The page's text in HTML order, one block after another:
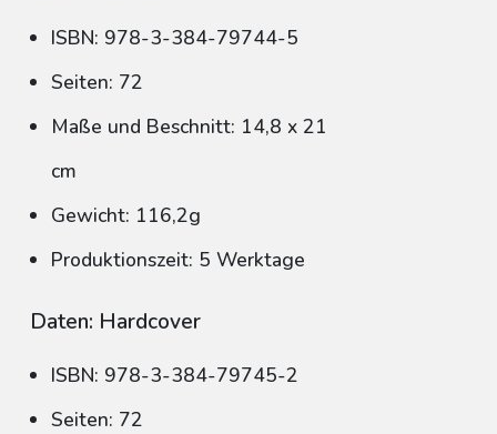
ISBN: 978-3-384-79744-5
Seiten: 72
Maße und Beschnitt: 14,8 x 21
cm
Gewicht: 116,2g
Produktionszeit: 5 Werktage
Daten: Hardcover
ISBN: 978-3-384-79745-2
Seiten: 72